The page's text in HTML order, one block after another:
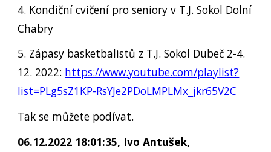
4. Kondiční cvičení pro seniory v T.J. Sokol Dolní
Chabry
5. Zápasy basketbalistů z T.J. Sokol Dubeč 2-4.
12. 2022: https://www.youtube.com/playlist?
list=PLg5sZ1KP-RsYJe2PDoLMPLMx_jkr65V2C
Tak se můžete podívat.
06.12.2022 18:01:35, Ivo Antušek,